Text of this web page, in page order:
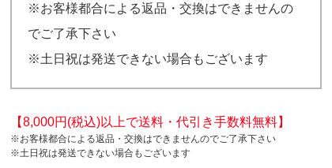
※お客様都合による返品・交換はできませんの
でご了承下さい
※土日祝は発送できない場合もございます
【8,000円(税込)以上で送料・代引き手数料無料】
※お客様都合による返品・交換はできませんのでご了承下さい
※土日祝は発送できない場合もございます